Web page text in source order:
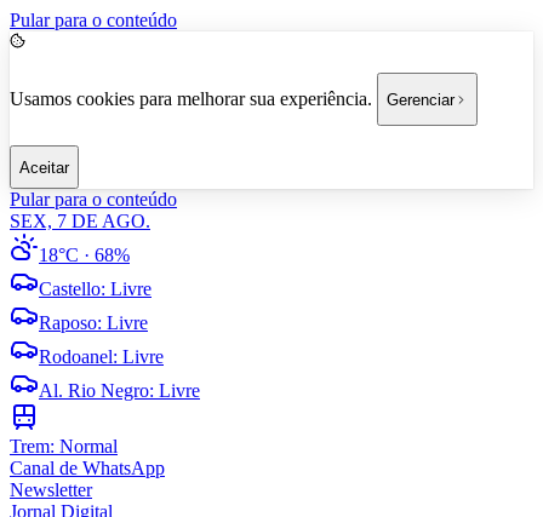
Pular para o conteúdo
Usamos cookies para melhorar sua experiência. Gerenciar
Aceitar
Pular para o conteúdo
SEX, 7 DE AGO.
18°C · 68%
Castello: Livre
Raposo: Livre
Rodoanel: Livre
Al. Rio Negro: Livre
Trem: Normal
Canal de WhatsApp
Newsletter
Jornal Digital